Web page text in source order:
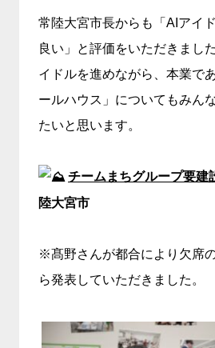
常陸大宮市長からも「AIアイ
良い」と評価をいただきまし
イドルを進めながら、本業で
ールハウス」についてもみん
たいと思います。
チームまちグループ要建
陸大宮市
※髙野さんが都合により欠席
ら発表していただきました。